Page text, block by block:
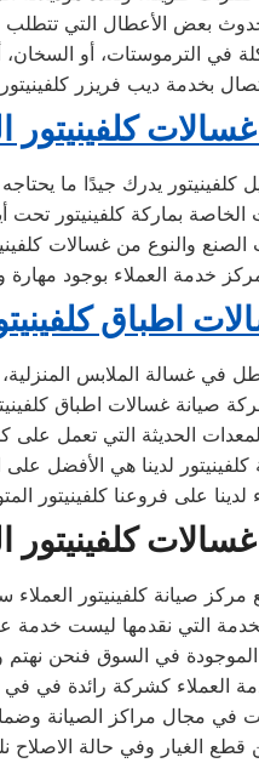
كلفينيتور
اطباق
غسالة الملابس المنزلية،
الحديثة التي تعمل
كلفينيتور لدينا هي الأفضل
كلفينيتور
مركز صيانة كلفينيتور
التي نقدمها ليست
في السوق فنحن نهتم
كشركة رائدة في في
في مجال مراكز الصيانة
الغيار وفي حالة الاصلاح